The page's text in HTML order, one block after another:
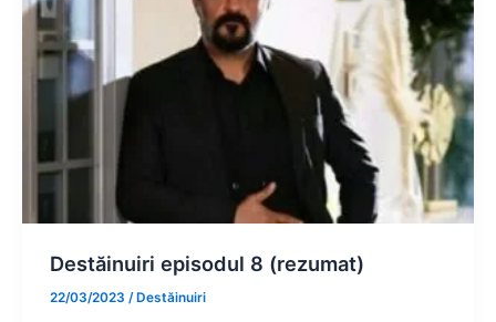
Destăinuiri episodul 8 (rezumat)
22/03/2023 /Destăinuiri